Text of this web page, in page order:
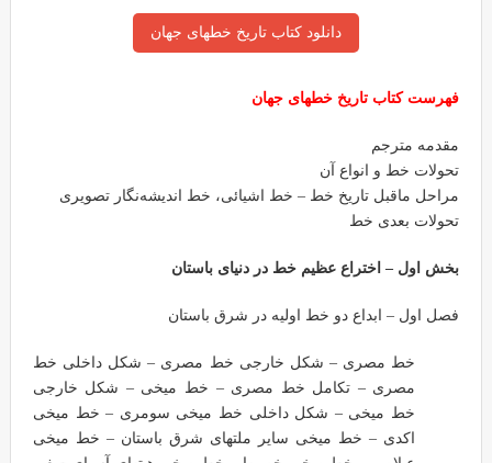
دانلود کتاب تاریخ خطهای جهان
فهرست کتاب تاریخ خطهای جهان
مقدمه مترجم
تحولات خط و انواع آن
مراحل ماقبل تاریخ خط – خط اشیائی، خط اندیشه‌نگار تصویری
تحولات بعدی خط
بخش اول – اختراع عظیم خط در دنیای باستان
فصل اول – ابداع دو خط اولیه در شرق باستان
خط مصری – شکل خارجی خط مصری – شکل داخلی خط
مصری – تکامل خط مصری – خط میخی – شکل خارجی
خط میخی – شکل داخلی خط میخی سومری – خط میخی
اکدی – خط میخی سایر ملتهای شرق باستان – خط میخی